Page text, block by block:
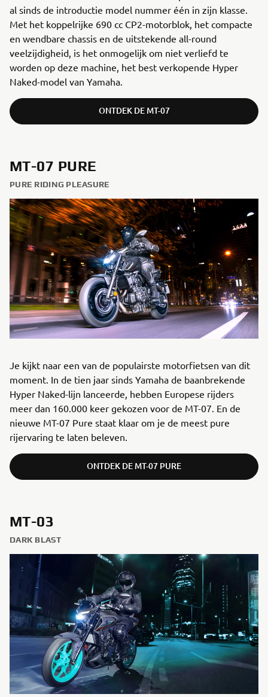
al sinds de introductie model nummer één in zijn klasse.
Met het koppelrijke 690 cc CP2-motorblok, het compacte
en wendbare chassis en de uitstekende all-round
veelzijdigheid, is het onmogelijk om niet verliefd te
worden op deze machine, het best verkopende Hyper
Naked-model van Yamaha.
ONTDEK DE MT-07
MT-07 PURE
PURE RIDING PLEASURE
Je kijkt naar een van de populairste motorfietsen van dit
moment. In de tien jaar sinds Yamaha de baanbrekende
Hyper Naked-lijn lanceerde, hebben Europese rijders
meer dan 160.000 keer gekozen voor de MT-07. En de
nieuwe MT-07 Pure staat klaar om je de meest pure
rijervaring te laten beleven.
ONTDEK DE MT-07 PURE
MT-03
DARK BLAST